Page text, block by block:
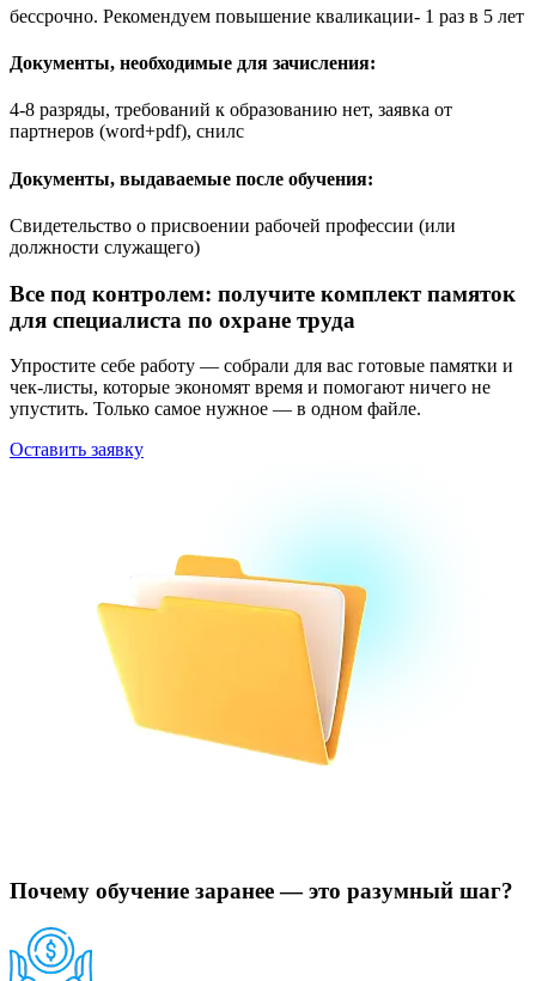
бессрочно. Рекомендуем повышение кваликации- 1 раз в 5 лет
Документы, необходимые для зачисления:
4-8 разряды, требований к образованию нет, заявка от
партнеров (word+pdf), снилс
Документы, выдаваемые после обучения:
Свидетельство о присвоении рабочей профессии (или
должности служащего)
Все под контролем: получите комплект памяток
для специалиста по охране труда
Упростите себе работу — собрали для вас готовые памятки и
чек-листы, которые экономят время и помогают ничего не
упустить. Только самое нужное — в одном файле.
Оставить заявку
Почему обучение заранее — это разумный шаг?